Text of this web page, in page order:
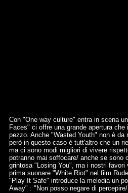
Con "One way culture" entra in scena
Faces" ci offre una grande apertura
pezzo. Anche "Wasted Youth" non è
però in questo caso è tutt'altro che un
ma ci sono modi migliori di vivere
potranno mai soffocare/ anche se
grintosa "Losing You", ma i nostri
prima suonare "White Riot" nel film
"Play It Safe" introduce la melodia un
Away" : "Non posso negare di